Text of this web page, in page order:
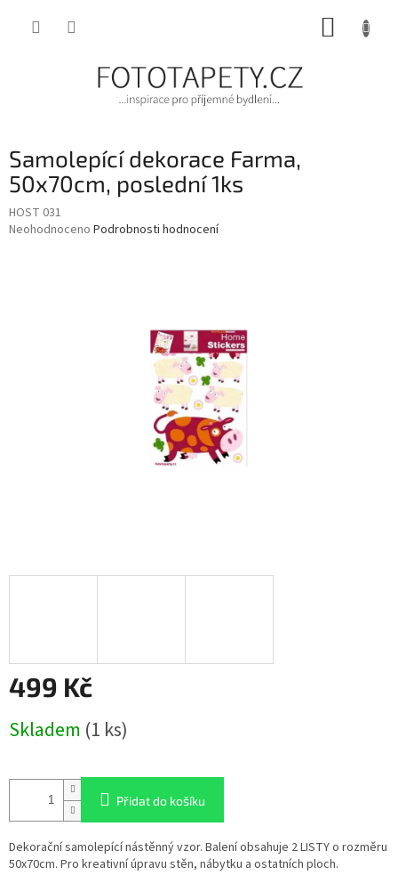
Samolepící dekorace Farma,
50x70cm, poslední 1ks
HOST 031
Průměrné
Neohodnoceno Podrobnosti hodnocení
499 Kč
cena:
Skladem (1 ks)
Přidat do košíku
Dekorační samolepící nástěnný vzor. Balení obsahuje 2 LISTY o rozměru
50x70cm. Pro kreativní úpravu stěn, nábytku a ostatních ploch.